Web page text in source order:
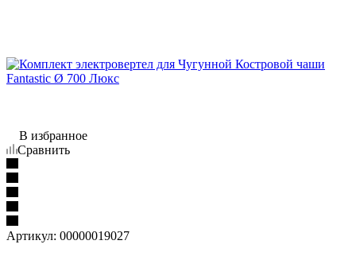
В избранное
Сравнить
Артикул: 00000019027